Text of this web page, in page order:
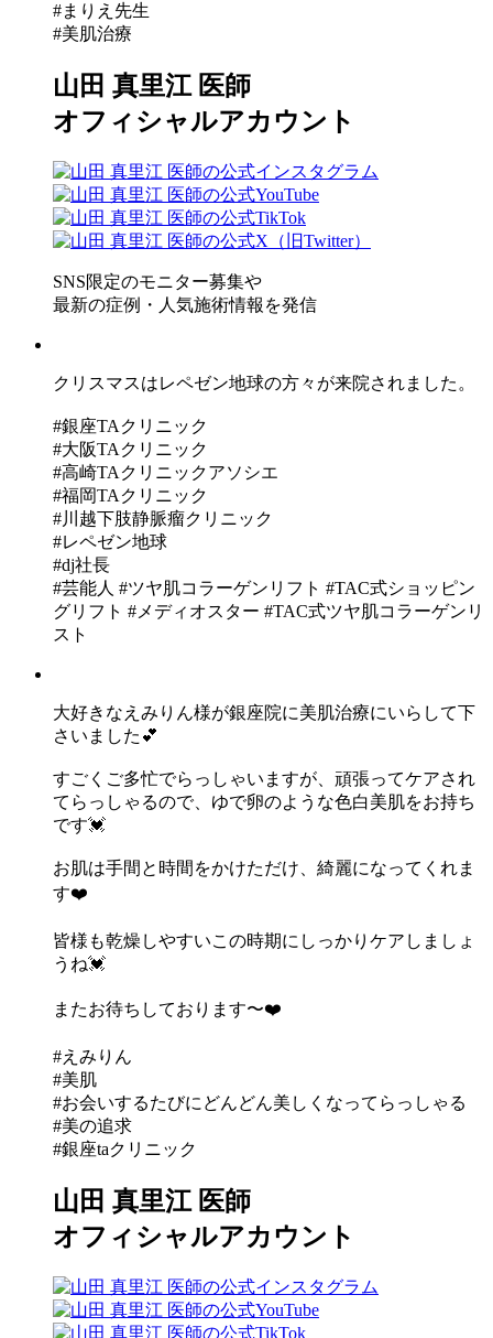
#まりえ先生
#美肌治療
山田 真里江 医師
オフィシャルアカウント
SNS限定のモニター募集や
最新の症例・人気施術情報を発信
クリスマスはレペゼン地球の方々が来院されました。
#銀座TAクリニック
#大阪TAクリニック
#高崎TAクリニックアソシエ
#福岡TAクリニック
#川越下肢静脈瘤クリニック
#レペゼン地球
#dj社長
#芸能人 #ツヤ肌コラーゲンリフト #TAC式ショッピン
グリフト #メディオスター #TAC式ツヤ肌コラーゲンリ
スト
大好きなえみりん様が銀座院に美肌治療にいらして下
さいました💕
すごくご多忙でらっしゃいますが、頑張ってケアされ
てらっしゃるので、ゆで卵のような色白美肌をお持ち
です💓
お肌は手間と時間をかけただけ、綺麗になってくれま
す❤️
皆様も乾燥しやすいこの時期にしっかりケアしましょ
うね💓
またお待ちしております〜❤️
#えみりん
#美肌
#お会いするたびにどんどん美しくなってらっしゃる
#美の追求
#銀座taクリニック
山田 真里江 医師
オフィシャルアカウント